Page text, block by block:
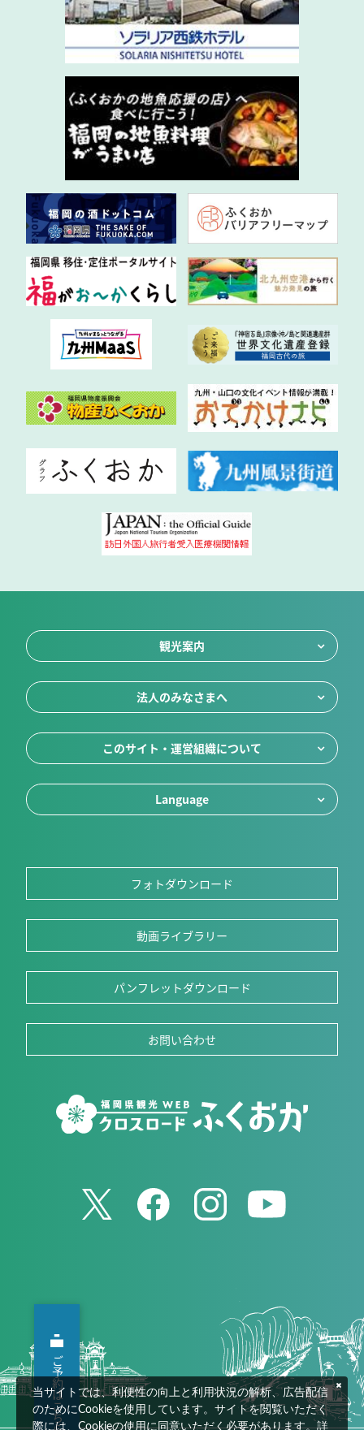
ご予約はこちらから
観光案内
法人のみなさまへ
このサイト・運営組織について
Language
フォトダウンロード
動画ライブラリー
パンフレットダウンロード
お問い合わせ
当サイトでは、利便性の向上と利用状況の解析、広告配信
のためにCookieを使用しています。サイトを閲覧いただく
際には、Cookieの使用に同意いただく必要があります。詳